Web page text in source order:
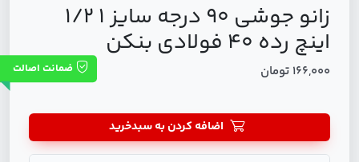
زانو جوشی 90 درجه سایز 1 1/2
اینچ رده 40 فولادی بنکن
166,000 تومان ضمانت اصالت
اضافه کردن به سبدخرید